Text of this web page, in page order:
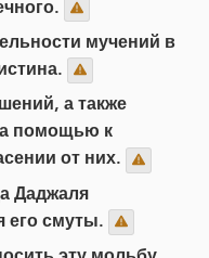
мучений в
а также
помощью к
от них.
Даджаля
его смуты.